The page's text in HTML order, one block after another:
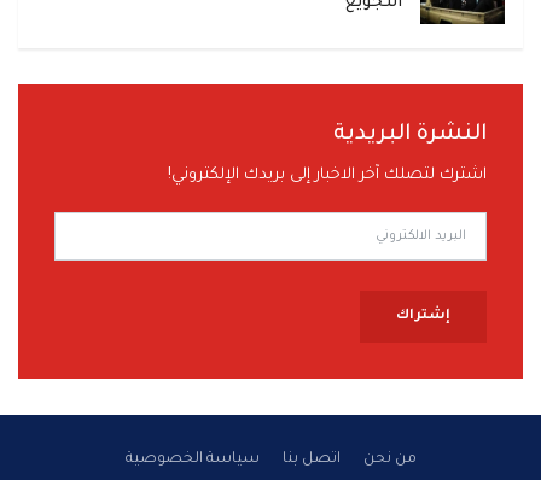
النشرة البريدية
اشترك لتصلك آخر الاخبار إلى بريدك الإلكتروني!
إشتراك
من نحن اتصل بنا سياسة الخصوصية